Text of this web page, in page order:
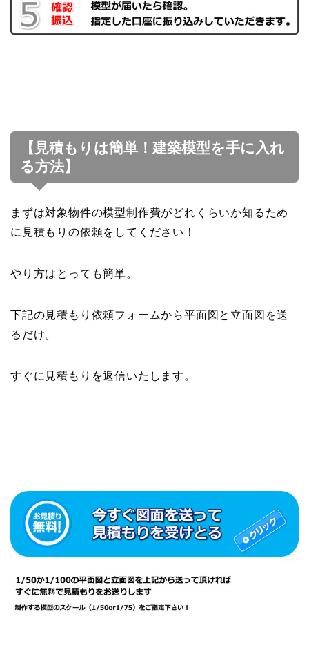
【見積もりは簡単！建築模型を手に入れ
る方法】
まずは対象物件の模型制作費がどれくらいか知るため
に見積もりの依頼をしてください！
やり方はとっても簡単。
下記の見積もり依頼フォームから平面図と立面図を送
るだけ。
すぐに見積もりを返信いたします。